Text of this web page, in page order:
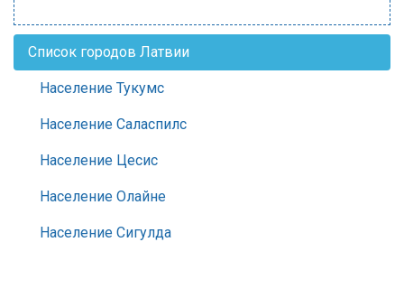
Список городов Латвии
Население Тукумс
Население Саласпилс
Население Цесис
Население Олайне
Население Сигулда